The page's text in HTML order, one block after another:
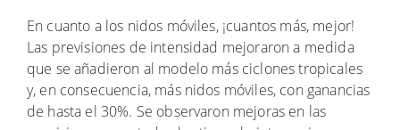
En cuanto a los nidos móviles, ¡cuantos más, mejor!
Las previsiones de intensidad mejoraron a medida
que se añadieron al modelo más ciclones tropicales
y, en consecuencia, más nidos móviles, con ganancias
de hasta el 30%. Se observaron mejoras en las